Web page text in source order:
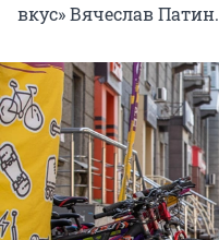
вкус» Вячеслав Патин.